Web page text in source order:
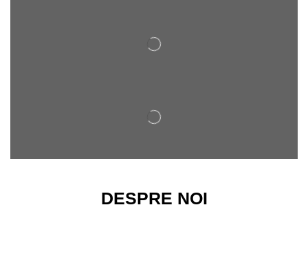
DESPRE NOI